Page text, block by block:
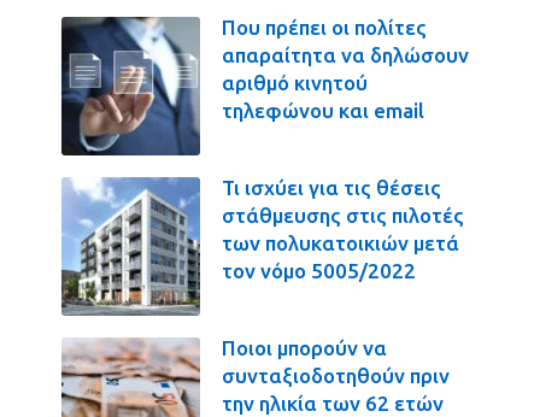
Που πρέπει οι πολίτες
απαραίτητα να δηλώσουν
αριθμό κινητού
τηλεφώνου και email
Τι ισχύει για τις θέσεις
στάθμευσης στις πιλοτές
των πολυκατοικιών μετά
τον νόμο 5005/2022
Ποιοι μπορούν να
συνταξιοδοτηθούν πριν
την ηλικία των 62 ετών